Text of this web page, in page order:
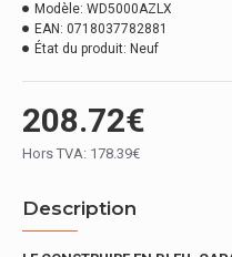
208.72€
Hors TVA: 178.39€
Modèle: WD5000AZLX
EAN: 0718037782881
État du produit: Neuf
Description